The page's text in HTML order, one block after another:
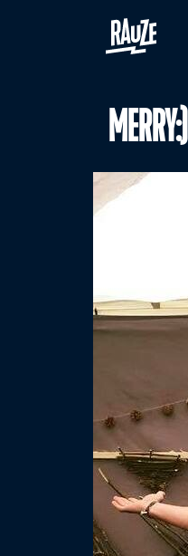
MERRY:)